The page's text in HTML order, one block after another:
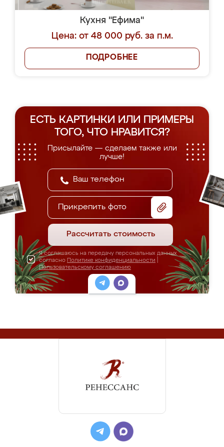
Кухня "Ефима"
Цена: от 48 000 руб. за п.м.
ПОДРОБНЕЕ
ЕСТЬ КАРТИНКИ ИЛИ ПРИМЕРЫ
ТОГО, ЧТО НРАВИТСЯ?
Присылайте — сделаем также или
лучше!
Прикрепить фото
Рассчитать стоимость
Я соглашаюсь на передачу персональных данных
согласно Политике конфиденциальности
Пользовательскому соглашению